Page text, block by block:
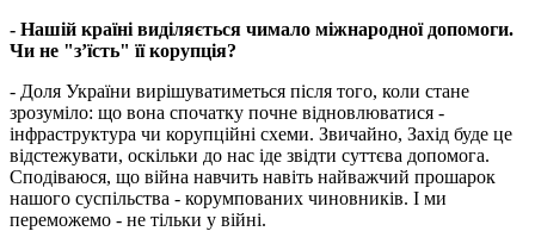
- Нашій країні виділяється чимало міжнародної допомоги.
Чи не "з’їсть" її корупція?
- Доля України вирішуватиметься після того, коли стане
зрозуміло: що вона спочатку почне відновлюватися -
інфраструктура чи корупційні схеми. Звичайно, Захід буде це
відстежувати, оскільки до нас іде звідти суттєва допомога.
Сподіваюся, що війна навчить навіть найважчий прошарок
нашого суспільства - корумпованих чиновників. І ми
переможемо - не тільки у війні.